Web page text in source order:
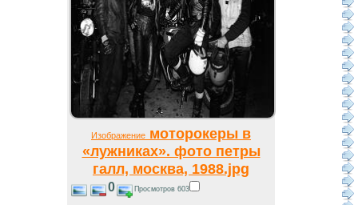
Изображение моторокеры в
«лужниках». фото петры
галл, москва, 1988.jpg
0 Просмотров 603